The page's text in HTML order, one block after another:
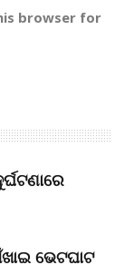
browser for
ଭେଟଘାଟ